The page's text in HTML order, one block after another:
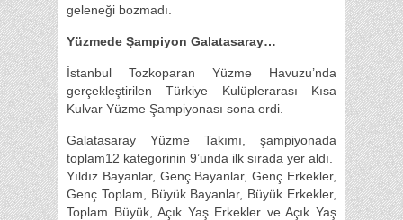
geleneği bozmadı.
Yüzmede Şampiyon Galatasaray…
İstanbul Tozkoparan Yüzme Havuzu’nda
gerçekleştirilen Türkiye Kulüplerarası Kısa
Kulvar Yüzme Şampiyonası sona erdi.
Galatasaray Yüzme Takımı, şampiyonada
toplam12 kategorinin 9’unda ilk sırada yer aldı.
Yıldız Bayanlar, Genç Bayanlar, Genç Erkekler,
Genç Toplam, Büyük Bayanlar, Büyük Erkekler,
Toplam Büyük, Açık Yaş Erkekler ve Açık Yaş